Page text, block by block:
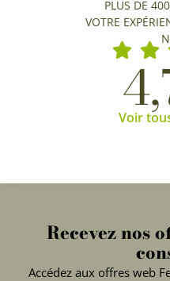
PLUS DE
VOTRE
Voir
Recevez nos
Accédez aux offres web